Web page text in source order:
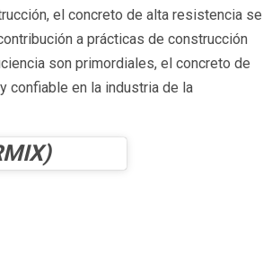
el concreto de alta resistencia se
a prácticas de construcción
son primordiales, el concreto de
confiable en la industria de la